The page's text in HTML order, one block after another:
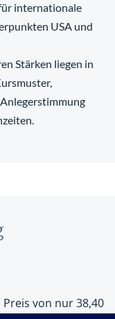
internationale
USA und
Stärken liegen in